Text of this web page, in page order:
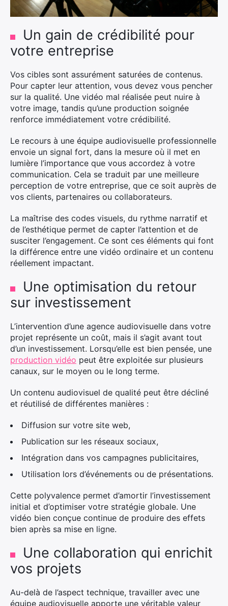
Un gain de crédibilité pour
votre entreprise
Vos cibles sont assurément saturées de contenus.
Pour capter leur attention, vous devez vous pencher
sur la qualité. Une vidéo mal réalisée peut nuire à
votre image, tandis qu’une production soignée
renforce immédiatement votre crédibilité.
Le recours à une équipe audiovisuelle professionnelle
envoie un signal fort, dans la mesure où il met en
lumière l’importance que vous accordez à votre
communication. Cela se traduit par une meilleure
perception de votre entreprise, que ce soit auprès de
vos clients, partenaires ou collaborateurs.
La maîtrise des codes visuels, du rythme narratif et
de l’esthétique permet de capter l’attention et de
susciter l’engagement. Ce sont ces éléments qui font
la différence entre une vidéo ordinaire et un contenu
réellement impactant.
Une optimisation du retour
sur investissement
L’intervention d’une agence audiovisuelle dans votre
projet représente un coût, mais il s’agit avant tout
d’un investissement. Lorsqu’elle est bien pensée, une
production vidéo peut être exploitée sur plusieurs
canaux, sur le moyen ou le long terme.
Un contenu audiovisuel de qualité peut être décliné
et réutilisé de différentes manières :
Diffusion sur votre site web,
Publication sur les réseaux sociaux,
Intégration dans vos campagnes publicitaires,
Utilisation lors d’événements ou de présentations.
Cette polyvalence permet d’amortir l’investissement
initial et d’optimiser votre stratégie globale. Une
vidéo bien conçue continue de produire des effets
bien après sa mise en ligne.
Une collaboration qui enrichit
vos projets
Au-delà de l’aspect technique, travailler avec une
équipe audiovisuelle apporte une véritable valeur
Rechercher
: